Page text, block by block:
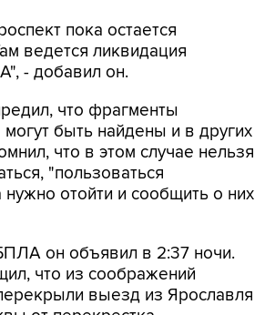
пока остается
ведется ликвидация
- добавил он.
что фрагменты
быть найдены и в других
что в этом случае нельзя
"пользоваться
отойти и сообщить о них
он объявил в 2:37 ночи.
что из соображений
выезд из Ярославля